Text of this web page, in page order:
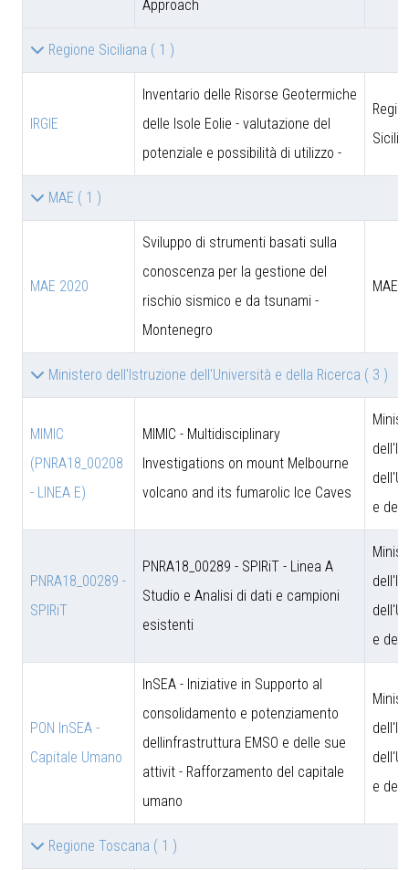
Approach
Regione Siciliana ( 1 )
IRGIE
Inventario delle Risorse Geotermiche
delle Isole Eolie - valutazione del
potenziale e possibilità di utilizzo -
MAE ( 1 )
MAE 2020
Sviluppo di strumenti basati sulla
conoscenza per la gestione del
rischio sismico e da tsunami -
Montenegro
MAE
Ministero dell'Istruzione dell'Università e della Ricerca ( 3 )
MIMIC
(PNRA18_00208
- LINEA E)
MIMIC - Multidisciplinary
Investigations on mount Melbourne
volcano and its fumarolic Ice Caves
e
PNRA18_00289 -
SPIRiT
PNRA18_00289 - SPIRiT - Linea A
Studio e Analisi di dati e campioni
esistenti
e
PON InSEA -
Capitale Umano
InSEA - Iniziative in Supporto al
consolidamento e potenziamento
dellinfrastruttura EMSO e delle sue
attivit - Rafforzamento del capitale
umano
e
Regione Toscana ( 1 )